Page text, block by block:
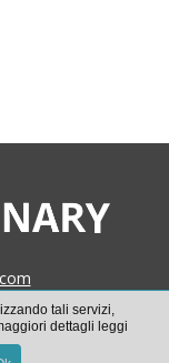
tali servizi,
dettagli leggi